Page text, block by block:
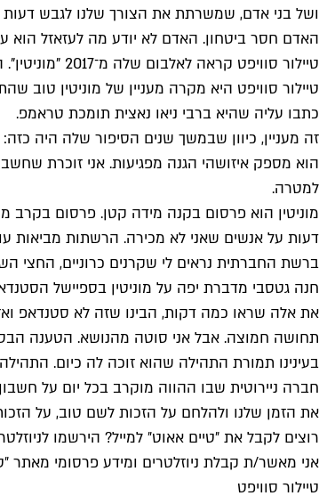
ושל בני אדם, שמשרתת את הצורך שלנו לגבש
האדם חסר ביטחון. האדם לא יודע מה לעזאזל הוא
טיילור
טיילור סוויפט היא מקרה מעניין של מוניטין
כתבו עליה שהיא ברבי ניאו נאצית תומכת טראמפ.
זה מעניין, כיוון שבמשך שנים הסיפור שלה היה
הוא מספק איזושהי הגנה מפגיעות. אני זוכרת
למטרה.
מוניטין הוא פרסום בקנה מידה קטן. פרסום בקרב
דעות על אנשים שאני לא מכירה. הרשתות מביאות
ברשת החברתית נראים לי שקרנים כרוניים, החצי
את אלה שראו כמה דקות, הבינו שזה לא סטנדאפ
תחושה חמוצה. אבל אני סוטה מהנושא. הטענה
בעינינו תמורת התהילה שהוא זוכה לה כיום.
את הזמן שלנו ולהלחם על הזכות לשם טוב, על
רוצים לקבל את ״טיים אאוט״ למייל? הירשמו
אני מאשר/ת קבלת ניוזלטרים ומידע פרסומי מאתר
טיילור סוויפט